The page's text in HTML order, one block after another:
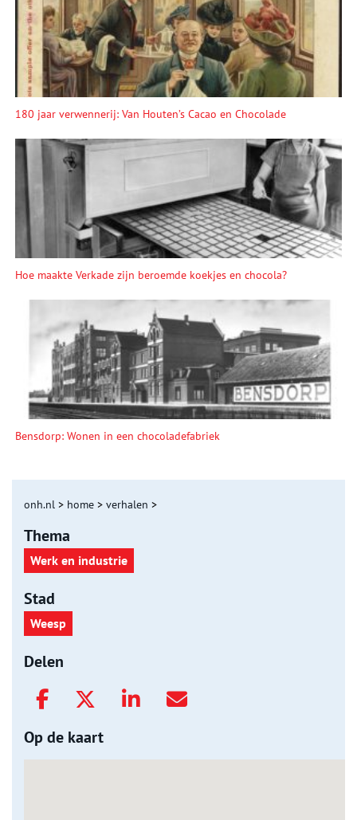
180 jaar verwennerij: Van Houten’s Cacao en Chocolade
Hoe maakte Verkade zijn beroemde koekjes en chocola?
Bensdorp: Wonen in een chocoladefabriek
onh.nl > home > verhalen >
Thema
Werk en industrie
Stad
Weesp
Delen
Op de kaart